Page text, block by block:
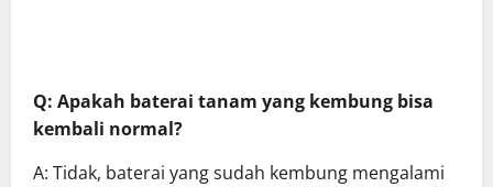
Q: Apakah baterai tanam yang kembung bisa
kembali normal?
A: Tidak, baterai yang sudah kembung mengalami